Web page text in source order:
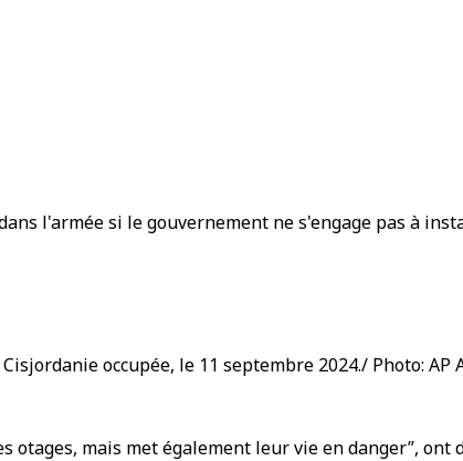
l'armée si le gouvernement ne s'engage pas à
occupée, le 11 septembre 2024./ Photo: AP
mais met également leur vie en danger”, ont